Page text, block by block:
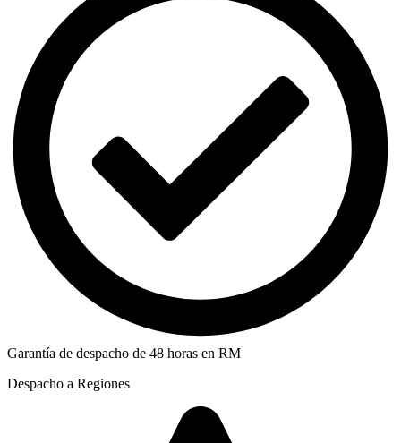
Garantía de despacho de 48 horas en RM
Despacho a Regiones